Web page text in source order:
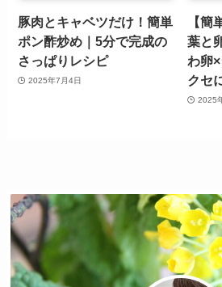
豚肉とキャベツだけ！簡単
ポン酢炒め｜5分で完成の
さっぱりレシピ
2025年7月4日
【簡
葉と
わ卵
クセ
2025